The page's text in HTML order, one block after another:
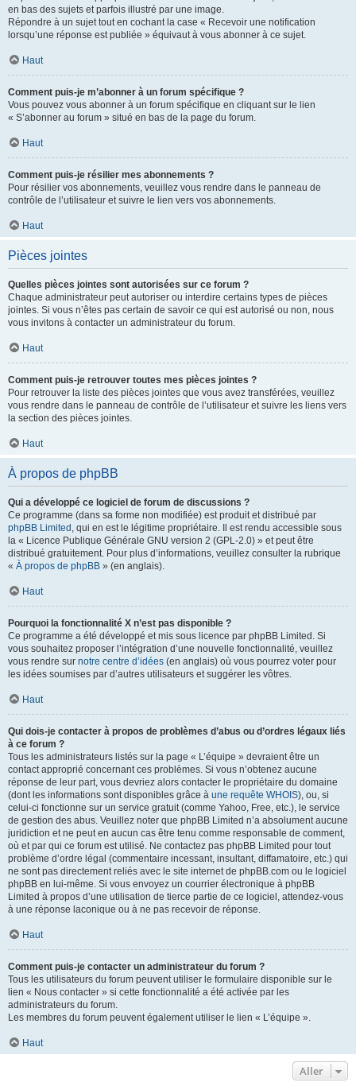
en bas des sujets et parfois illustré par une image.
Répondre à un sujet tout en cochant la case « Recevoir une notification
lorsqu’une réponse est publiée » équivaut à vous abonner à ce sujet.
Haut
Comment puis-je m’abonner à un forum spécifique ?
Vous pouvez vous abonner à un forum spécifique en cliquant sur le lien
« S’abonner au forum » situé en bas de la page du forum.
Haut
Comment puis-je résilier mes abonnements ?
Pour résilier vos abonnements, veuillez vous rendre dans le panneau de
contrôle de l’utilisateur et suivre le lien vers vos abonnements.
Haut
Pièces jointes
Quelles pièces jointes sont autorisées sur ce forum ?
Chaque administrateur peut autoriser ou interdire certains types de pièces
jointes. Si vous n’êtes pas certain de savoir ce qui est autorisé ou non, nous
vous invitons à contacter un administrateur du forum.
Haut
Comment puis-je retrouver toutes mes pièces jointes ?
Pour retrouver la liste des pièces jointes que vous avez transférées, veuillez
vous rendre dans le panneau de contrôle de l’utilisateur et suivre les liens vers
la section des pièces jointes.
Haut
À propos de phpBB
Qui a développé ce logiciel de forum de discussions ?
Ce programme (dans sa forme non modifiée) est produit et distribué par
phpBB Limited , qui en est le légitime propriétaire. Il est rendu accessible sous
la « Licence Publique Générale GNU version 2 (GPL-2.0) » et peut être
distribué gratuitement. Pour plus d’informations, veuillez consulter la rubrique
« À propos de phpBB » (en anglais).
Haut
Pourquoi la fonctionnalité X n’est pas disponible ?
Ce programme a été développé et mis sous licence par phpBB Limited. Si
vous souhaitez proposer l’intégration d’une nouvelle fonctionnalité, veuillez
vous rendre sur notre centre d’idées (en anglais) où vous pourrez voter pour
les idées soumises par d’autres utilisateurs et suggérer les vôtres.
Haut
Qui dois-je contacter à propos de problèmes d’abus ou d’ordres légaux liés
à ce forum ?
Tous les administrateurs listés sur la page « L’équipe » devraient être un
contact approprié concernant ces problèmes. Si vous n’obtenez aucune
réponse de leur part, vous devriez alors contacter le propriétaire du domaine
(dont les informations sont disponibles grâce à une requête WHOIS), ou, si
celui-ci fonctionne sur un service gratuit (comme Yahoo, Free, etc.), le service
de gestion des abus. Veuillez noter que phpBB Limited n’a absolument aucune
juridiction et ne peut en aucun cas être tenu comme responsable de comment,
où et par qui ce forum est utilisé. Ne contactez pas phpBB Limited pour tout
problème d’ordre légal (commentaire incessant, insultant, diffamatoire, etc.) qui
ne sont pas directement reliés avec le site internet de phpBB.com ou le logiciel
phpBB en lui-même. Si vous envoyez un courrier électronique à phpBB
Limited à propos d’une utilisation de tierce partie de ce logiciel, attendez-vous
à une réponse laconique ou à ne pas recevoir de réponse.
Haut
Comment puis-je contacter un administrateur du forum ?
Tous les utilisateurs du forum peuvent utiliser le formulaire disponible sur le
lien « Nous contacter » si cette fonctionnalité a été activée par les
administrateurs du forum.
Les membres du forum peuvent également utiliser le lien « L’équipe ».
Haut
Aller